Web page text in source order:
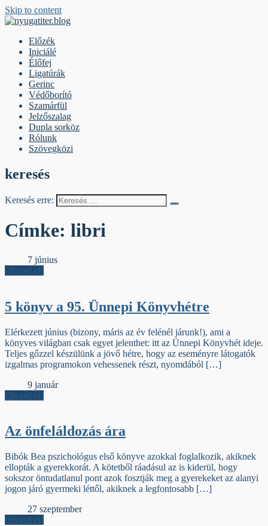
Skip to content
Előzék
Iniciálé
Élőfej
Ligatúrák
Gerinc
Védőborító
Szamárfül
Jelzőszalag
Dupla sorköz
Rólunk
Szövegközi
keresés
Keresés erre:
Címke: libri
7 június
Olvasd el!
5 könyv a 95. Ünnepi Könyvhétre
Elérkezett június (bizony, máris az év felénél járunk!), ami a
könyves világban csak egyet jelenthet: itt az Ünnepi Könyvhét ideje.
Teljes gőzzel készülünk a jövő hétre, hogy az eseményre látogatók
izgalmas programokon vehessenek részt, nyomdából […]
9 január
Olvasd el!
Az önfeláldozás ára
Bibók Bea pszichológus első könyve azokkal foglalkozik, akiknek
ellopták a gyerekkorát. A kötetből ráadásul az is kiderül, hogy
sokszor öntudatlanul pont azok fosztják meg a gyerekeket az alanyi
jogon járó gyermeki léttől, akiknek a legfontosabb […]
27 szeptember
Olvasd el!